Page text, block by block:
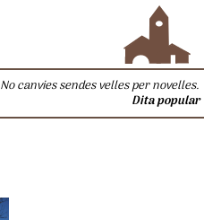
No canvies sendes velles per novelles.
Dita popular